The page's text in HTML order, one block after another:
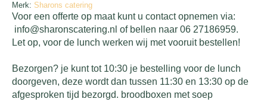
Merk: Sharons catering
Voor een offerte op maat kunt u contact opnemen via:
info@sharonscatering.nl of bellen naar 06 27186959.
Let op, voor de lunch werken wij met vooruit bestellen!
Bezorgen? je kunt tot 10:30 je bestelling voor de lunch
doorgeven, deze wordt dan tussen 11:30 en 13:30 op de
afgesproken tijd bezorgd. broodboxen met soep